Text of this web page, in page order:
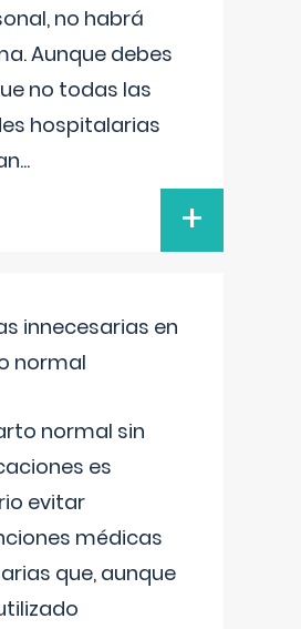
no habrá
Aunque debes
no todas las
hospitalarias
...
+
innecesarias en
normal
normal sin
es
evitar
médicas
que, aunque